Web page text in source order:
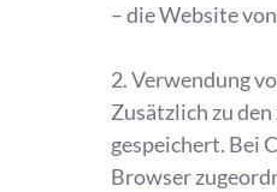
– die Website
2. Verwendung
Zusätzlich zu
gespeichert. Bei
Browser